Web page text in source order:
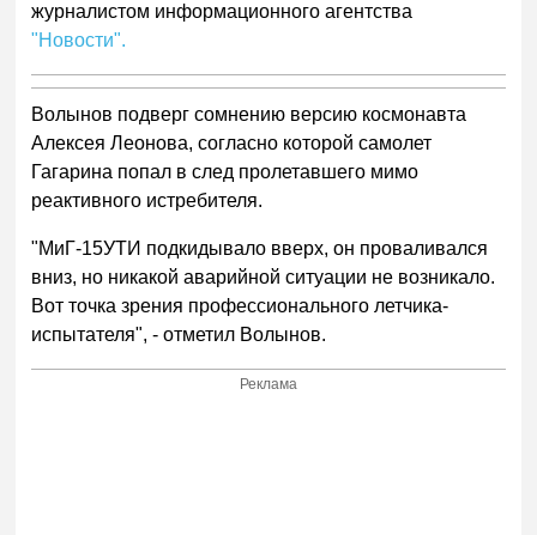
журналистом информационного агентства
"Новости".
Волынов подверг сомнению версию космонавта
Алексея Леонова, согласно которой самолет
Гагарина попал в след пролетавшего мимо
реактивного истребителя.
"МиГ-15УТИ подкидывало вверх, он проваливался
вниз, но никакой аварийной ситуации не возникало.
Вот точка зрения профессионального летчика-
испытателя", - отметил Волынов.
Реклама